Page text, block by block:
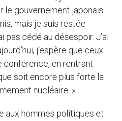
le gouvernement japonais
mais je suis restée
pas cédé au désespoir. J’ai
j’espère que ceux
en rentrant
soit encore plus forte la
nucléaire. »
aux hommes politiques et